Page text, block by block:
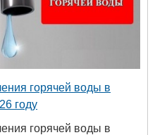
горячей воды в
году
горячей воды в